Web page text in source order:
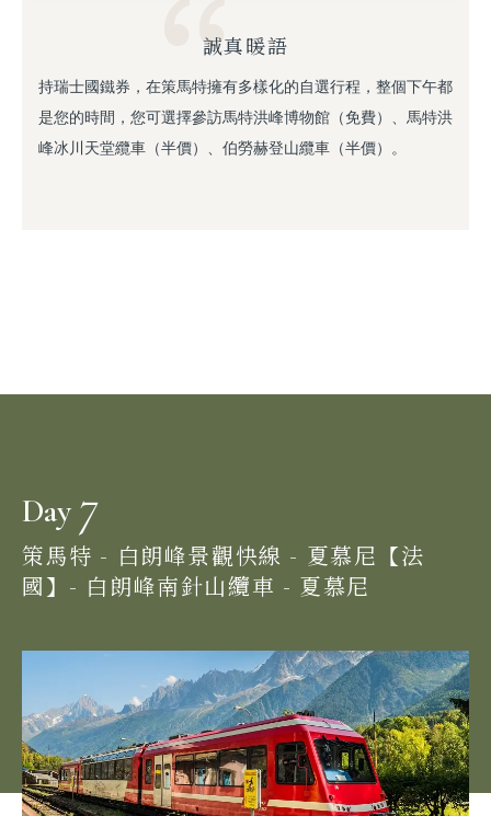
誠真暖語
持瑞士國鐵券，在策馬特擁有多樣化的自選行程，整個下午都
是您的時間，您可選擇參訪馬特洪峰博物館（免費）、馬特洪
峰冰川天堂纜車（半價）、伯勞赫登山纜車（半價）。
Day7
策馬特 - 白朗峰景觀快線 - 夏慕尼【法
國】- 白朗峰南針山纜車 - 夏慕尼